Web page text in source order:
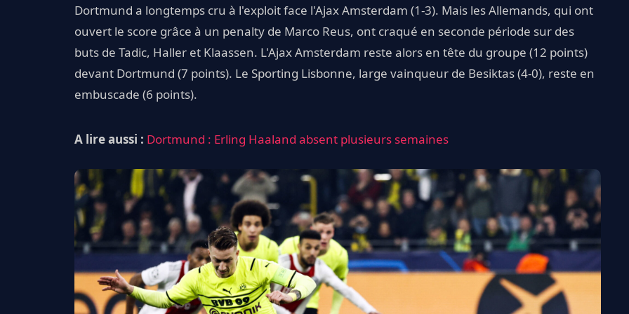
Dortmund a longtemps cru à l'exploit face l'Ajax Amsterdam (1-3). Mais les Allemands, qui ont
ouvert le score grâce à un penalty de Marco Reus, ont craqué en seconde période sur des
buts de Tadic, Haller et Klaassen. L'Ajax Amsterdam reste alors en tête du groupe (12 points)
devant Dortmund (7 points). Le Sporting Lisbonne, large vainqueur de Besiktas (4-0), reste en
embuscade (6 points).
A lire aussi : Dortmund : Erling Haaland absent plusieurs semaines